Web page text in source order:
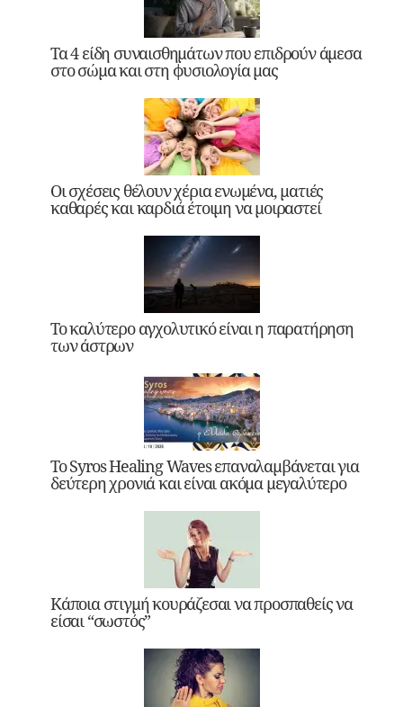
Τα 4 είδη συναισθημάτων που επιδρούν άμεσα
στο σώμα και στη φυσιολογία μας
Οι σχέσεις θέλουν χέρια ενωμένα, ματιές
καθαρές και καρδιά έτοιμη να μοιραστεί
Το καλύτερο αγχολυτικό είναι η παρατήρηση
των άστρων
Το Syros Healing Waves επαναλαμβάνεται για
δεύτερη χρονιά και είναι ακόμα μεγαλύτερο
Κάποια στιγμή κουράζεσαι να προσπαθείς να
είσαι “σωστός”